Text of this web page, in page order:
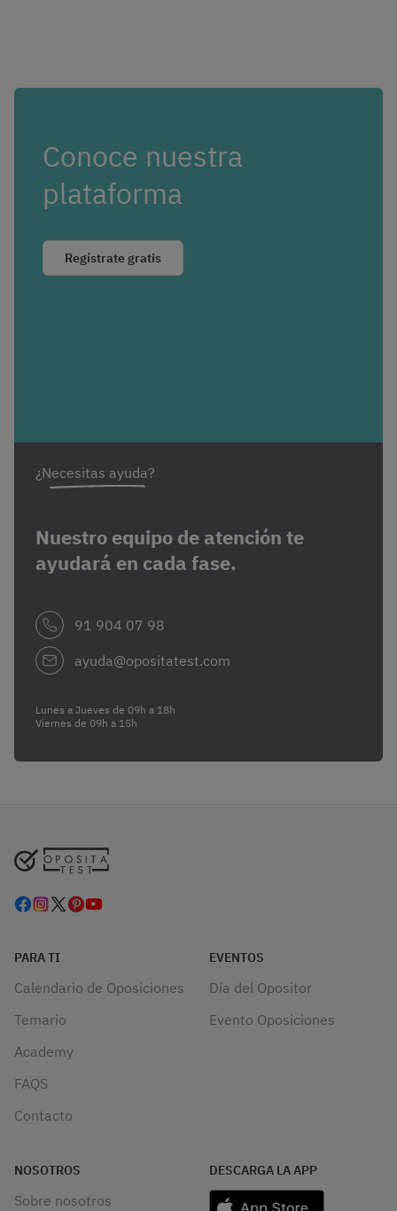
Conoce nuestra
plataforma
Regístrate gratis
¿Necesitas ayuda?
Nuestro equipo de atención te
ayudará en cada fase.
91 904 07 98
ayuda@opositatest.com
Lunes a Jueves de 09h a 18h
Viernes de 09h a 15h